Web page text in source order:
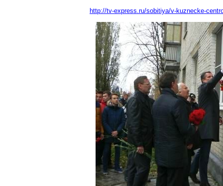
http://tv-express.ru/sobitiya/v-kuznecke-